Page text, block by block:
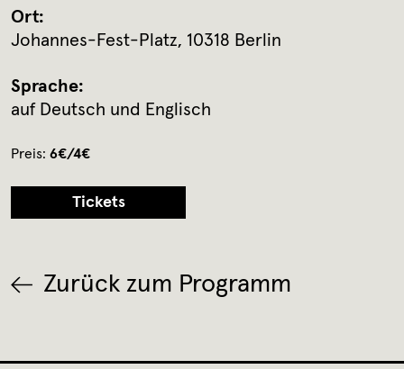
Ort:
Johannes-Fest-Platz, 10318 Berlin
Sprache:
auf Deutsch und Englisch
Preis: 6€/4€
Tickets
Zurück zum Programm